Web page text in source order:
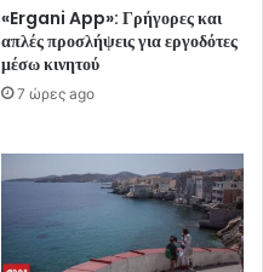
«Ergani App»: Γρήγορες και
απλές προσλήψεις για εργοδότες
μέσω κινητού
7 ώρες ago